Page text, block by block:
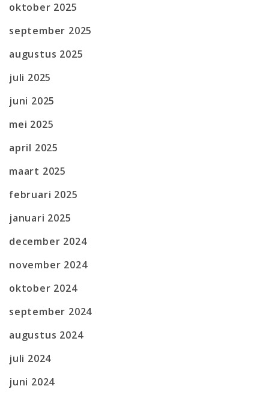
oktober 2025
september 2025
augustus 2025
juli 2025
juni 2025
mei 2025
april 2025
maart 2025
februari 2025
januari 2025
december 2024
november 2024
oktober 2024
september 2024
augustus 2024
juli 2024
juni 2024